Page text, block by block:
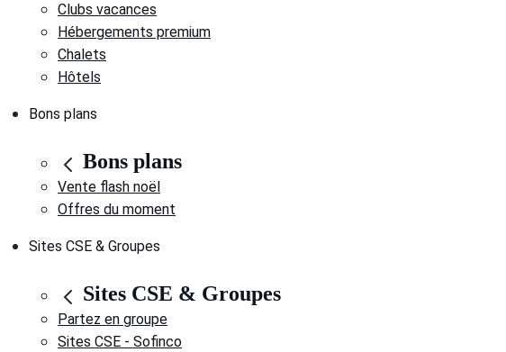
Clubs vacances
Hébergements premium
Chalets
Hôtels
Bons plans
Bons plans
Vente flash noël
Offres du moment
Sites CSE & Groupes
Sites CSE & Groupes
Partez en groupe
Sites CSE - Sofinco